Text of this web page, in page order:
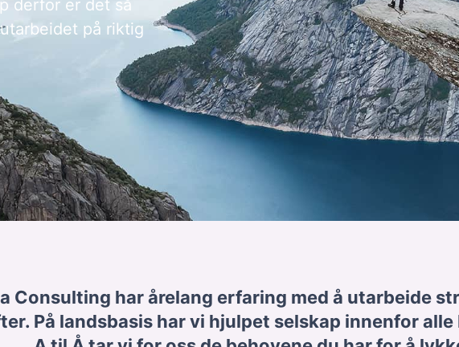
derfor er det så
på riktig
Consulting har årelang erfaring med å utarbeide
På landsbasis har vi hjulpet selskap innenfor alle